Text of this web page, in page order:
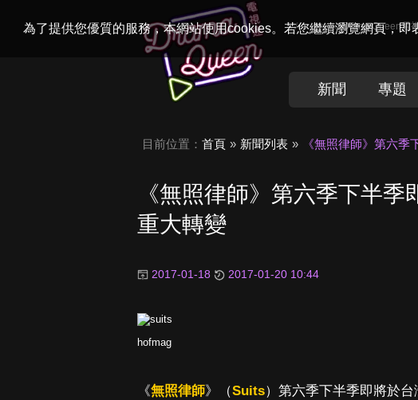
為了提供您優質的服務，本網站使用cookies。若您繼續瀏覽網頁，即
Welcome toDramaQueen電
新聞 專題
目前位置： 首頁 新聞列表 《無照律師》第六
《無照律師》第六季下半
重大轉變
2017-01-18 2017-01-20 10:44
hofmag
《無照律師》（Suits）第六季下半季即將於